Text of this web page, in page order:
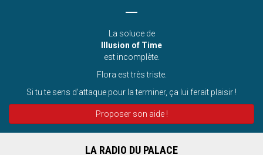
La soluce de
Illusion of Time
est incomplète.
Flora est très triste.
Si tu te sens d’attaque pour la terminer, ça lui ferait plaisir !
Proposer son aide !
LA RADIO DU PALACE